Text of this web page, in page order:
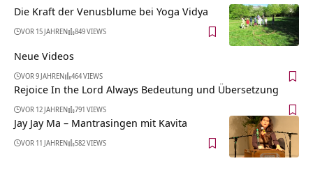
Die Kraft der Venusblume bei Yoga Vidya
VOR 15 JAHREN 849 VIEWS
Neue Videos
VOR 9 JAHREN 464 VIEWS
Rejoice In the Lord Always Bedeutung und Übersetzung
VOR 12 JAHREN 791 VIEWS
Jay Jay Ma – Mantrasingen mit Kavita
VOR 11 JAHREN 582 VIEWS